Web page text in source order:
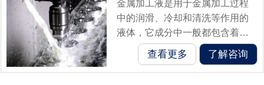
金属加工液是用于金属加工过程
中的润滑、冷却和清洗等作用的
液体，它成分中一般都包含着油
脂、表面活性剂等。在使用过程
中，很容易产生气泡及其它物理
查看更多 了解咨询